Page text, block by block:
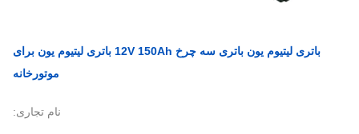
باتری لیتیوم یون باتری سه چرخ 12V 150Ah باتری لیتیوم یون برای
موتورخانه
نام تجاری: